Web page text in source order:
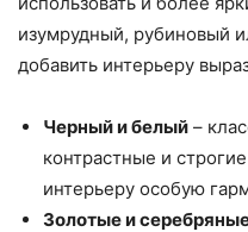
изумрудный, рубиновый
добавить интерьеру
Черный и белый –
контрастные и
интерьеру особую
Золотые и